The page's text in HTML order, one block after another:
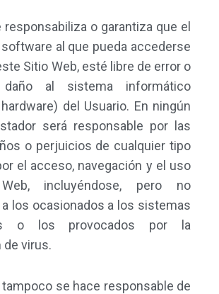
o garantiza que el
al que pueda accederse
Sitio Web, esté libre de error o
al sistema informático
del Usuario. En ningún
será responsable por las
o perjuicios de cualquier tipo
el acceso, navegación y el uso
incluyéndose, pero no
a los ocasionados a los sistemas
o los provocados por la
virus.
tampoco se hace responsable de